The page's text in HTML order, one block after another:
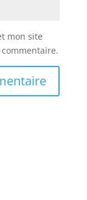
mon site